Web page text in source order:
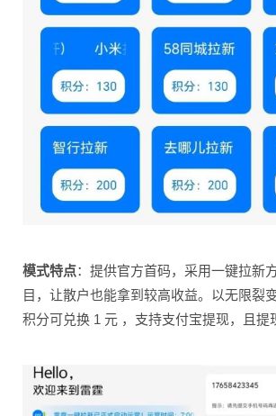
模式特点：提供官方首码，采用一键拉新
目，让散户也能拿到较高收益。以无限裂
积分可兑换 1 元 ，支持支付宝提现，且提